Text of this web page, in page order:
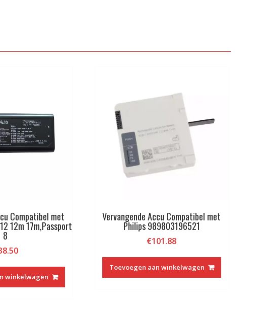
Compatibel met
12m 17m,Passport
8
winkelwagen
Vervangende Accu Compatibel met
Philips 989803196521
€101.88
Toevoegen aan winkelwagen